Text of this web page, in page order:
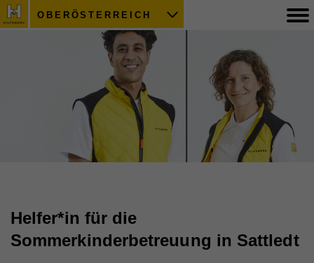
OBERÖSTERREICH
Helfer*in für die
Sommerkinderbetreuung in Sattledt